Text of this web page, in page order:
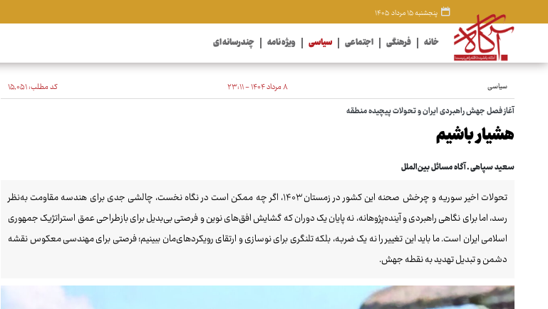
پنجشنبه ۱۵ مرداد ۱۴۰۵
خانه فرهنگی اجتماعی سیاسی ویژه نامه چندرسانه ای
سیاسی ۸ مرداد ۱۴۰۴ - ۲۳:۱۱ کد مطلب:۱۵٬۰۵۱
آغاز فصل جهش راهبردی ایران و تحولات پیچیده منطقه
هشیار باشیم
سعید سپاهی ـ آگاه مسائل بین‌الملل
تحولات اخیر سوریه و چرخش صحنه این کشور در زمستان ۱۴۰۳، اگر چه ممکن است در نگاه نخست، چالشی جدی برای هندسه مقاومت به‌نظر
رسد، اما برای نگاهی راهبردی و آینده‌پژوهانه، نه پایان یک دوران که گشایش افق‌های نوین و فرصتی بی‌بدیل برای بازطراحی عمق استراتژیک جمهوری
اسلامی ایران است. ما باید این تغییر را نه یک ضربه، بلکه تلنگری برای نوسازی و ارتقای رویکردهای‌مان ببینیم؛ فرصتی برای مهندسی معکوس نقشه
دشمن و تبدیل تهدید به نقطه جهش.